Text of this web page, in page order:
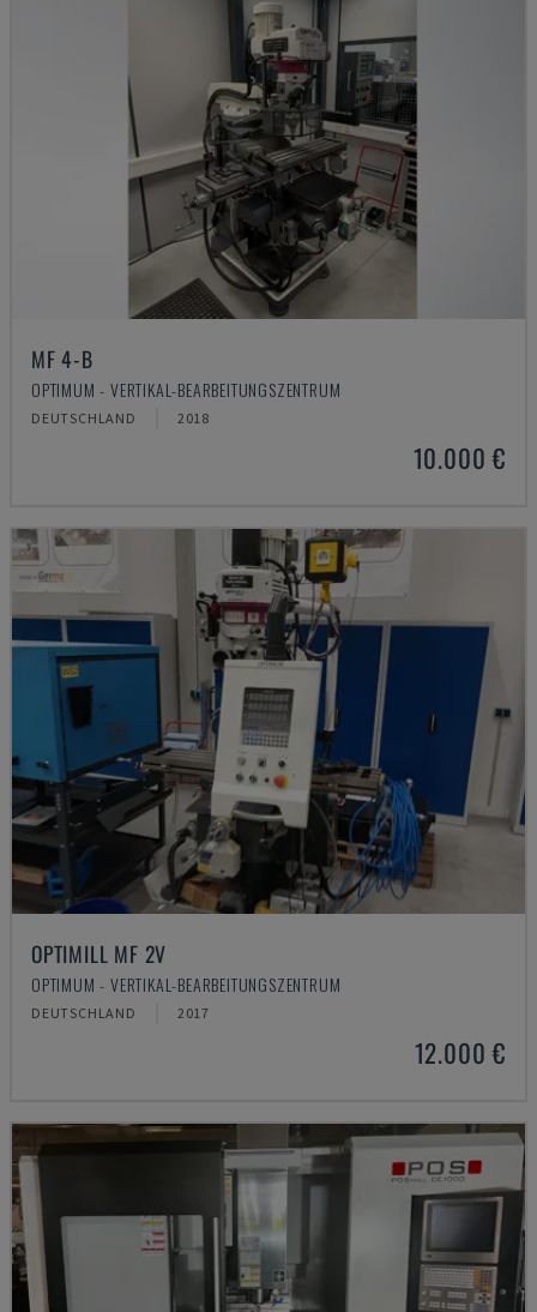
MF 4-B
OPTIMUM - VERTIKAL-BEARBEITUNGSZENTRUM
DEUTSCHLAND 2018
10.000 €
OPTIMILL MF 2V
OPTIMUM - VERTIKAL-BEARBEITUNGSZENTRUM
DEUTSCHLAND 2017
12.000 €